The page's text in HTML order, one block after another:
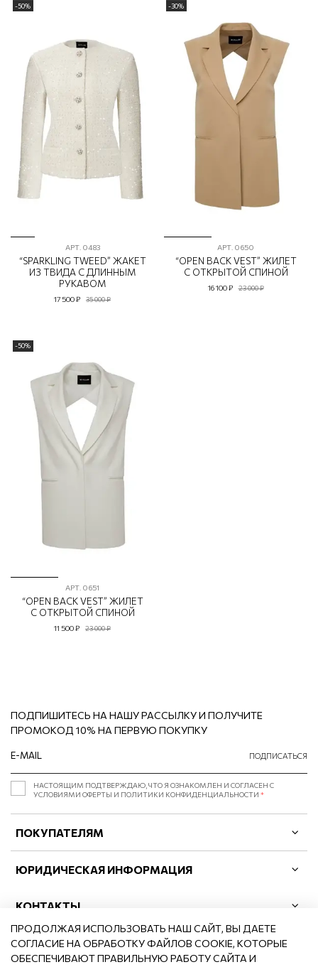
-50%
АРТ. 0483
“SPARKLING TWEED” ЖАКЕТ
ИЗ ТВИДА С ДЛИННЫМ
РУКАВОМ
17 500 ₽ 35 000 ₽
-30%
АРТ. 0650
“OPEN BACK VEST” ЖИЛЕТ
С ОТКРЫТОЙ СПИНОЙ
16 100 ₽ 23 000 ₽
-50%
АРТ. 0651
“OPEN BACK VEST” ЖИЛЕТ
С ОТКРЫТОЙ СПИНОЙ
11 500 ₽ 23 000 ₽
ПОКУПАТЕЛЯМ
ЮРИДИЧЕСКАЯ ИНФОРМАЦИЯ
КОНТАКТЫ
ПОДПИШИТЕСЬ НА НАШУ РАССЫЛКУ И ПОЛУЧИТЕ
ПРОМОКОД 10% НА ПЕРВУЮ ПОКУПКУ
ПОДПИСАТЬСЯ
НАСТОЯЩИМ ПОДТВЕРЖДАЮ, ЧТО Я ОЗНАКОМЛЕН И СОГЛАСЕН С
УСЛОВИЯМИ ОФЕРТЫ И ПОЛИТИКИ КОНФИДЕНЦИАЛЬНОСТИ*
ПРОДОЛЖАЯ ИСПОЛЬЗОВАТЬ НАШ САЙТ, ВЫ ДАЕТЕ
СОГЛАСИЕ НА ОБРАБОТКУ ФАЙЛОВ COOKIE, КОТОРЫЕ
ОБЕСПЕЧИВАЮТ ПРАВИЛЬНУЮ РАБОТУ САЙТА И